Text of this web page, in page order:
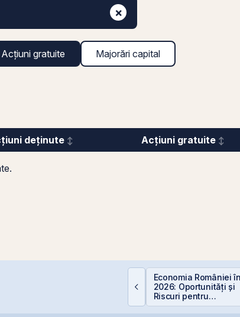
×
Acțiuni gratuite Majorări capital
deținute Acțiuni gratuite
Economia României în
2026: Oportunități și
Riscuri pentru
Investitori